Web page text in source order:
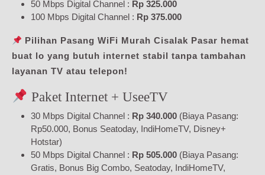
50 Mbps Digital Channel : Rp 325.000
100 Mbps Digital Channel : Rp 375.000
Pilihan Pasang WiFi Murah Cisalak Pasar hemat
buat lo yang butuh internet stabil tanpa tambahan
layanan TV atau telepon!
Paket Internet + UseeTV
30 Mbps Digital Channel : Rp 340.000 (Biaya Pasang:
Rp50.000, Bonus Seatoday, IndiHomeTV, Disney+
Hotstar)
50 Mbps Digital Channel : Rp 505.000 (Biaya Pasang:
Gratis, Bonus Big Combo, Seatoday, IndiHomeTV,